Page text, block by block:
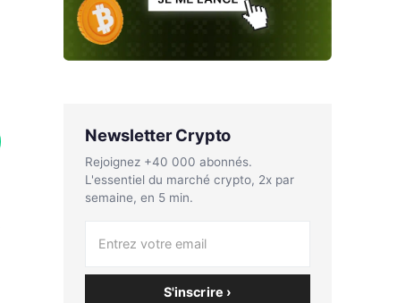
Newsletter Crypto
Rejoignez +40 000 abonnés.
L'essentiel du marché crypto, 2x par
semaine, en 5 min.
S'inscrire ›